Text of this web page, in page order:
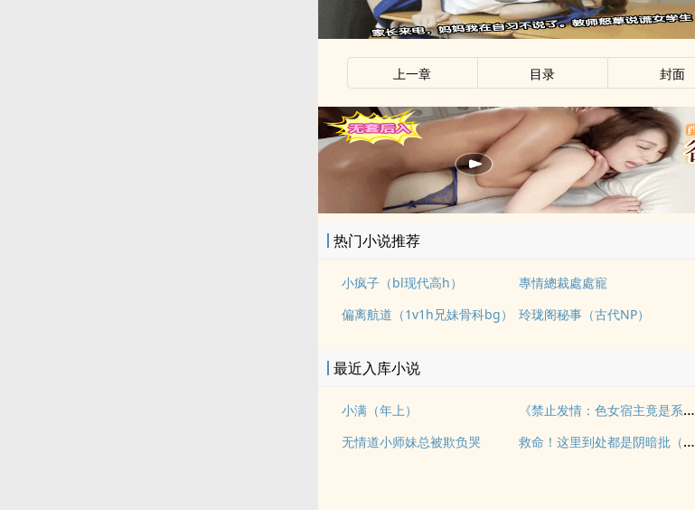
上一章 目录 封面
热门小说推荐
小疯子（bl现代高h） 專情總裁處處寵
偏离航道（1v1h兄妹骨科bg）
玲珑阁秘事（古代NP）
最近入库小说
小满（年上） 《禁止发情：色女宿主竟是系统克星》
无情道小师妹总被欺负哭
救命！这里到处都是阴暗批（西幻NPH）